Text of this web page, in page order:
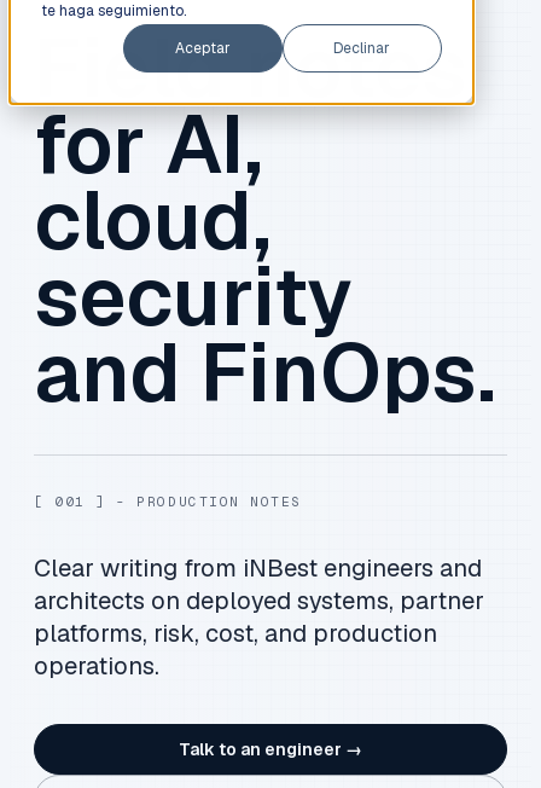
te haga seguimiento.
Aceptar
Declinar
Field notes
for AI,
cloud,
security
and FinOps.
[ 001 ] - PRODUCTION NOTES
Clear writing from iNBest engineers and
architects on deployed systems, partner
platforms, risk, cost, and production
operations.
Talk to an engineer →